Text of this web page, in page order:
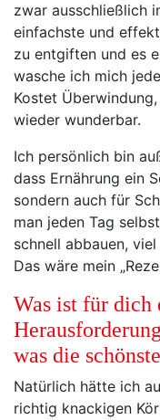
zwar ausschließlich
einfachste und
zu entgiften und es
wasche ich mich
Kostet
wieder wunderbar.
Ich persönlich bin
dass Ernährung ein
sondern auch für
man jeden Tag
schnell abbauen,
Das wäre mein
Was ist für dich
was die
Natürlich hätte ich
richtig knackigen